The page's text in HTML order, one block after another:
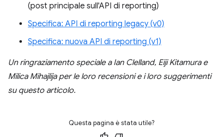
(post principale sull'API di reporting)
Specifica: API di reporting legacy (v0)
Specifica: nuova API di reporting (v1)
Un ringraziamento speciale a Ian Clelland, Eiji Kitamura e
Milica Mihajlija per le loro recensioni e i loro suggerimenti
su questo articolo.
Questa pagina è stata utile?